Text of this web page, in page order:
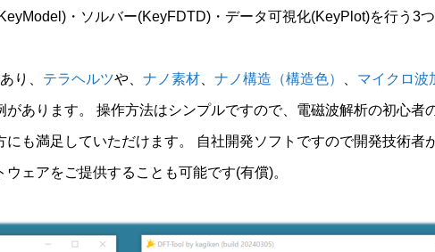
・ソルバー(KeyFDTD)・データ可視化(KeyPlot)を行う3
り、 テラヘルツや、 ナノ素材 ナノ構造（構造色） マイクロ波
あります。 操作方法はシンプルですので、電磁波解析の初心者
も満足していただけます。 自社開発ソフトですので開発技術
ェアをご提供することも可能です(有償)。